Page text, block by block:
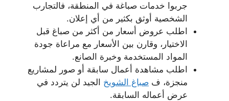
جربوا خدمات صباغة في المنطقة، فالتجارب
الشخصية أوثق بكثير من أي إعلان.
اطلب عروض أسعار من أكثر من صباغ قبل
الاختيار، وقارن بين الأسعار مع مراعاة جودة
المواد المستخدمة وخبرة الصانع.
اطلب مشاهدة أعمال سابقة أو صور لمشاريع
منجزة، ف صباغ الشويخ الجيد لن يتردد في
عرض أعماله السابقة.